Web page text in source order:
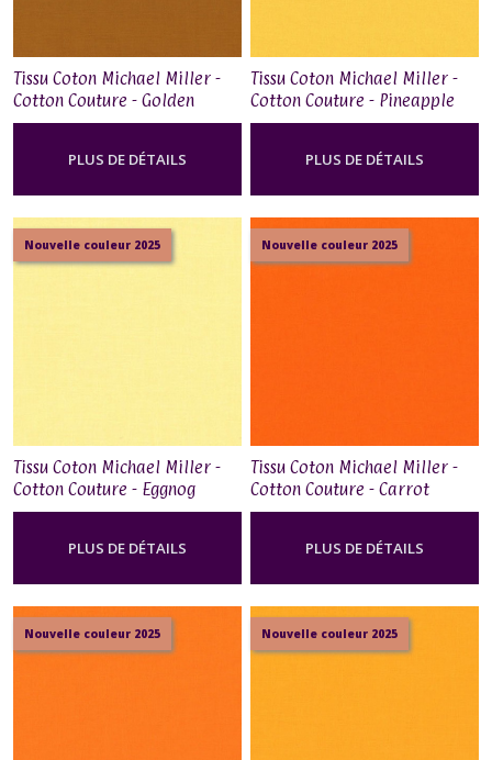
Tissu Coton Michael Miller -
Cotton Couture - Golden
Brown
PLUS DE DÉTAILS
Tissu Coton Michael Miller -
Cotton Couture - Pineapple
PLUS DE DÉTAILS
Nouvelle couleur 2025
Tissu Coton Michael Miller -
Cotton Couture - Eggnog
PLUS DE DÉTAILS
Nouvelle couleur 2025
Tissu Coton Michael Miller -
Cotton Couture - Carrot
PLUS DE DÉTAILS
Nouvelle couleur 2025 Nouvelle couleur 2025